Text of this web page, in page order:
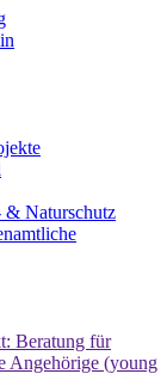
Naturschutz
Beratung für
Angehörige (young